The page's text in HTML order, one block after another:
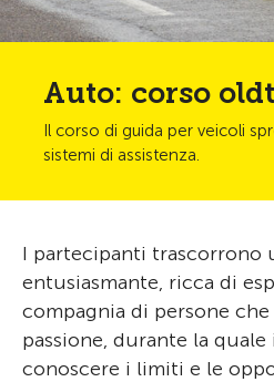
Auto: corso
Il corso di guida per veicoli
sistemi di assistenza.
I partecipanti trascorrono
entusiasmante, ricca di
compagnia di persone
passione, durante la quale
conoscere i limiti e le